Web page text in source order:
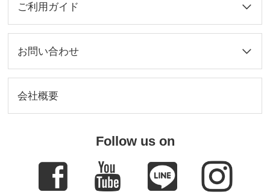
ご利用ガイド
お問い合わせ
会社概要
Follow us on